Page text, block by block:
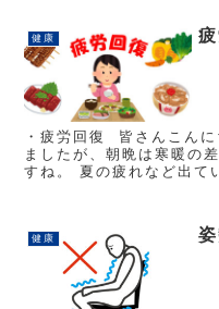
健康
・疲労回復 皆さんこん
ましたが、朝晩は寒暖の
すね。 夏の疲れなど出て
健康